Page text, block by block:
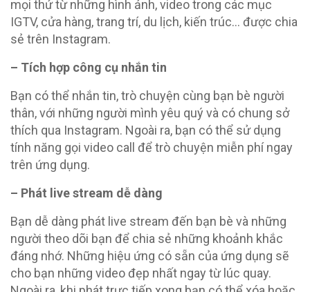
mọi thứ từ những hình ảnh, video trong các mục
IGTV, cửa hàng, trang trí, du lịch, kiến trúc… được chia
sẻ trên Instagram.
– Tích hợp công cụ nhắn tin
Bạn có thể nhắn tin, trò chuyện cùng bạn bè người
thân, với những người mình yêu quý và có chung sở
thích qua Instagram. Ngoài ra, bạn có thể sử dụng
tính năng gọi video call để trò chuyện miễn phí ngay
trên ứng dụng.
– Phát live stream dễ dàng
Bạn dễ dàng phát live stream đến bạn bè và những
người theo dõi bạn để chia sẻ những khoảnh khắc
đáng nhớ. Những hiệu ứng có sẵn của ứng dụng sẽ
cho bạn những video đẹp nhất ngay từ lúc quay.